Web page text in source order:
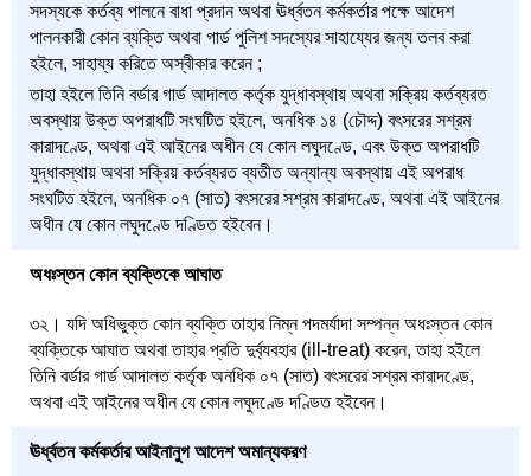
সদস্যকে কর্তব্য পালনে বাধা প্রদান অথবা ঊর্ধ্বতন কর্মকর্তার পক্ষে আদেশ
পালনকারী কোন ব্যক্তি অথবা গার্ড পুলিশ সদস্যের সাহায্যের জন্য তলব করা
হইলে, সাহায্য করিতে অস্বীকার করেন ;
তাহা হইলে তিনি বর্ডার গার্ড আদালত কর্তৃক যুদ্ধাবস্থায় অথবা সক্রিয় কর্তব্যরত
অবস্থায় উক্ত অপরাধটি সংঘটিত হইলে, অনধিক ১৪ (চৌদ্দ) বৎসরের সশ্রম
কারাদণ্ডে, অথবা এই আইনের অধীন যে কোন লঘুদণ্ডে, এবং উক্ত অপরাধটি
যুদ্ধাবস্থায় অথবা সক্রিয় কর্তব্যরত ব্যতীত অন্যান্য অবস্থায় এই অপরাধ
সংঘটিত হইলে, অনধিক ০৭ (সাত) বৎসরের সশ্রম কারাদণ্ডে, অথবা এই আইনের
অধীন যে কোন লঘুদণ্ডে দণ্ডিত হইবেন।
অধঃস্তন কোন ব্যক্তিকে আঘাত
৩২। যদি অধিভুক্ত কোন ব্যক্তি তাহার নিম্ন পদমর্যাদা সম্পন্ন অধঃস্তন কোন
ব্যক্তিকে আঘাত অথবা তাহার প্রতি দুর্ব্যবহার (ill-treat) করেন, তাহা হইলে
তিনি বর্ডার গার্ড আদালত কর্তৃক অনধিক ০৭ (সাত) বৎসরের সশ্রম কারাদণ্ডে,
অথবা এই আইনের অধীন যে কোন লঘুদণ্ডে দণ্ডিত হইবেন।
ঊর্ধ্বতন কর্মকর্তার আইনানুগ আদেশ অমান্যকরণ